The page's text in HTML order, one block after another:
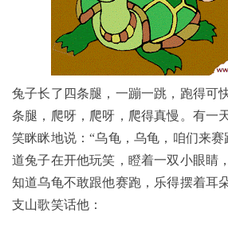
兔子长了四条腿，一蹦一跳，跑得可
条腿，爬呀，爬呀，爬得真慢。有一
笑眯眯地说：“乌龟，乌龟，咱们来赛
道兔子在开他玩笑，瞪着一双小眼睛
知道乌龟不敢跟他赛跑，乐得摆着耳
支山歌笑话他：